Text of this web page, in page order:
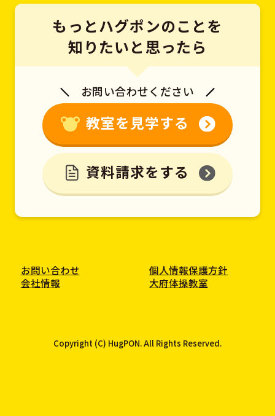
もっとハグポンのことを
知りたいと思ったら
お問い合わせください
教室を見学する
資料請求をする
お問い合わせ
個人情報保護方針
会社情報
大府体操教室
Copyright (C) HugPON. All Rights Reserved.